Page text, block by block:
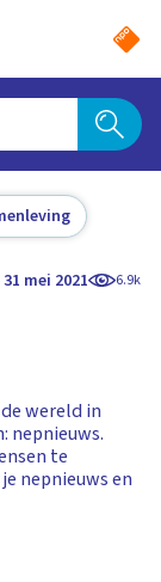
31 mei 2021 6.9k
wereld in
nepnieuws.
te
nepnieuws en